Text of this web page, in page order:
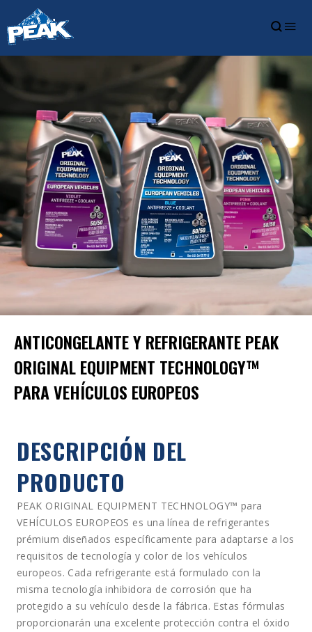
ANTICONGELANTE Y REFRIGERANTE PEAK
ORIGINAL EQUIPMENT TECHNOLOGY™
PARA VEHÍCULOS EUROPEOS
DESCRIPCIÓN DEL
PRODUCTO
PEAK ORIGINAL EQUIPMENT TECHNOLOGY™ para
VEHÍCULOS EUROPEOS es una línea de refrigerantes
prémium diseñados específicamente para adaptarse a los
requisitos de tecnología y color de los vehículos
europeos. Cada refrigerante está formulado con la
misma tecnología inhibidora de corrosión que ha
protegido a su vehículo desde la fábrica. Estas fórmulas
proporcionarán una excelente protección contra el óxido